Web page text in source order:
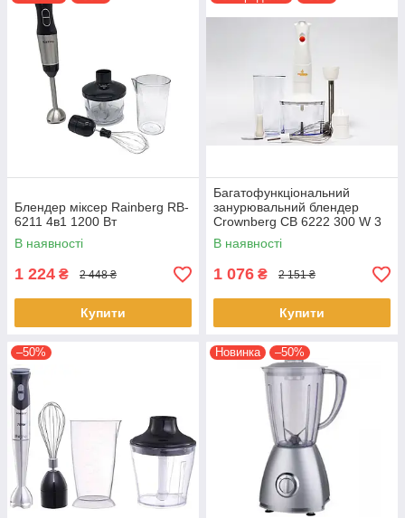
Блендер міксер Rainberg RB-
6211 4в1 1200 Вт
В наявності
1 224 ₴ 2 448 ₴
Купити
Багатофункціональний
занурювальний блендер
Crownberg CB 6222 300 W 3
в 1 електричний домашній
кухонний
В наявності
1 076 ₴ 2 151 ₴
Купити
–50% Новинка –50%